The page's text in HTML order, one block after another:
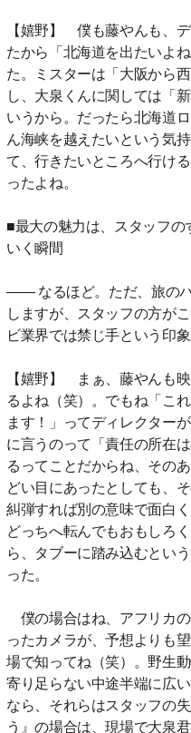
【嬉野】 僕も藤やんも、
たから「北海道を出たいよ
た。ミスターは「大阪から
し、大泉くんに関しては「
いうから。だったら北海道
ん海峡を越えたいという気
て、行きたいところへ行け
ったよね。
■最大の魅力は、スタッフの
いく瞬間
―― なるほど。ただ、旅の
しますが、スタッフの方が
ビ業界では禁じ手という印象
【嬉野】 まぁ、藤やんも
るよね（笑）。でもね「こ
ます！」ってディレクター
に言うのって「責任の所在
るってことだからね、その
どい目にあったとしても、
糾弾すれば別の意味で面白
どっちへ転んでもおもしろ
ら、タブーに踏み込むとい
った。
僕の場合はね、アフリカ
ったカメラが、予想よりも
場で知ってね（笑）。野生
寄り足らない中途半端に広
なら、それらはスタッフの
う』の場合は、現場で大泉